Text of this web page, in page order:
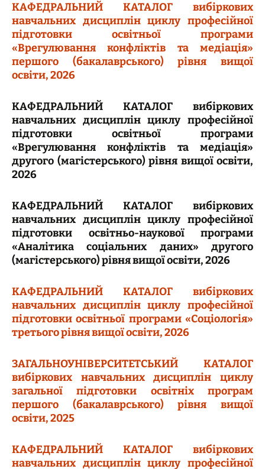
КАФЕДРАЛЬНИЙ КАТАЛОГ вибіркових
навчальних дисциплін циклу професійної
підготовки освітньої програми
«Врегулювання конфліктів та медіація»
першого (бакалаврського) рівня вищої
освіти, 2026
КАФЕДРАЛЬНИЙ КАТАЛОГ вибіркових
навчальних дисциплін циклу професійної
підготовки освітньої програми
«Врегулювання конфліктів та медіація»
другого (магістерського) рівня вищої освіти,
2026
КАФЕДРАЛЬНИЙ КАТАЛОГ вибіркових
навчальних дисциплін циклу професійної
підготовки освітньо-наукової програми
«Аналітика соціальних даних» другого
(магістерського) рівня вищої освіти, 2026
КАФЕДРАЛЬНИЙ КАТАЛОГ вибіркових
навчальних дисциплін циклу професійної
підготовки освітньої програми «Соціологія»
третього рівня вищої освіти, 2026
ЗАГАЛЬНОУНІВЕРСИТЕТСЬКИЙ КАТАЛОГ
вибіркових навчальних дисциплін циклу
загальної підготовки освітніх програм
першого (бакалаврського) рівня вищої
освіти, 2025
КАФЕДРАЛЬНИЙ КАТАЛОГ вибіркових
навчальних дисциплін циклу професійної